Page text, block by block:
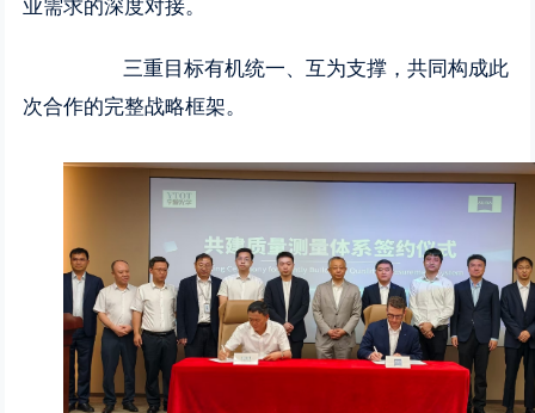
业需求的深度对接。
三重目标有机统一、互为支撑，共同构成此
次合作的完整战略框架。